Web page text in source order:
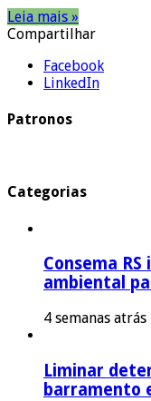
Leia mais »
Compartilhar
Facebook
LinkedIn
Patronos
Categorias
Consema
ambiental
4 semanas atrás
Liminar
barramento